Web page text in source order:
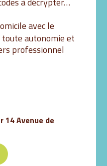
avec le
toute autonomie et
professionnel
14 Avenue de